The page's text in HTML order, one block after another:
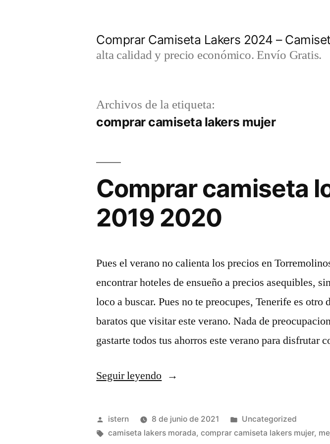
Comprar Camiseta Lakers 2024 –
alta calidad y precio económico. Envío Gratis.
Archivos de la etiqueta:
comprar camiseta lakers mujer
Comprar camiseta
2019 2020
Pues el verano no calienta los precios en
encontrar hoteles de ensueño a precios asequibles,
loco a buscar. Pues no te preocupes, Tenerife es otro
baratos que visitar este verano. Nada de
gastarte todos tus ahorros este verano para disfrutar
Seguir leyendo«Comprar
los
angeles
Publicado
por
istern 8 de junio de 2021
Publicado
en
Uncategorized
Etiquetas:
camiseta lakers morada,comprar camiseta lakers mujer,